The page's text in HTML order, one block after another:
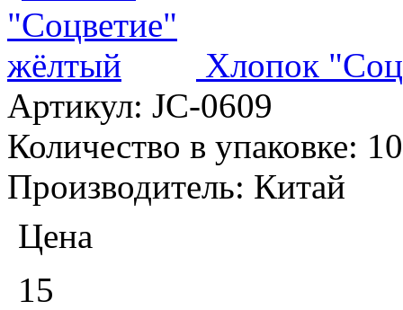
Хлопок
Артикул: JC-0609
Количество в упаковке: 10
Производитель: Китай
Цена
15